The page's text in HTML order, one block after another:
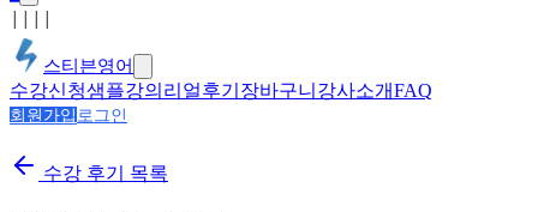
스티븐영어
수강신청샘플강의 리얼후기 장바구니 강사소개FAQ
회원가입 로그인
수강 후기 목록